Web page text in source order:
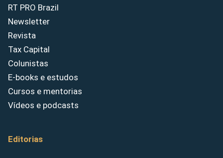
RT PRO Brazil
Newsletter
Revista
Tax Capital
Colunistas
E-books e estudos
Cursos e mentorias
Vídeos e podcasts
Editorias